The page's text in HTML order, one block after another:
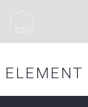
ELEMENT